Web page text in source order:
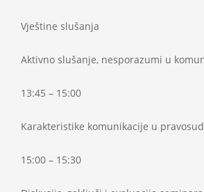
Vještine slušanja
Aktivno slušanje, nesporazumi u
13:45 – 15:00
Karakteristike komunikacije u
15:00 – 15:30